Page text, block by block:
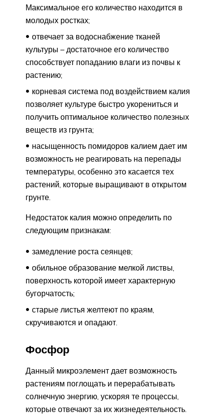
Максимальное его количество находится в
молодых ростках;
отвечает за водоснабжение тканей
культуры – достаточное его количество
способствует попаданию влаги из почвы к
растению;
корневая система под воздействием калия
позволяет культуре быстро укорениться и
получить оптимальное количество полезных
веществ из грунта;
насыщенность помидоров калием дает им
возможность не реагировать на перепады
температуры, особенно это касается тех
растений, которые выращивают в открытом
грунте.
Недостаток калия можно определить по
следующим признакам:
замедление роста сеянцев;
обильное образование мелкой листвы,
поверхность которой имеет характерную
бугорчатость;
старые листья желтеют по краям,
скручиваются и опадают.
Фосфор
Данный микроэлемент дает возможность
растениям поглощать и перерабатывать
солнечную энергию, ускоряя те процессы,
которые отвечают за их жизнедеятельность.